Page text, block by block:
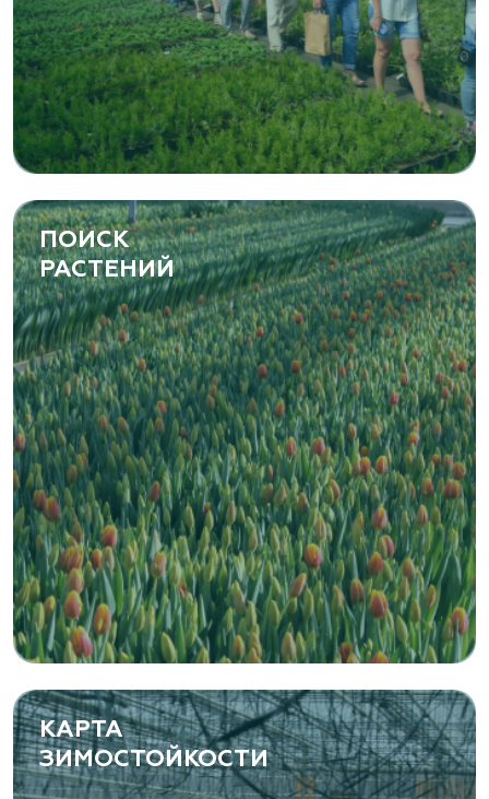
ПОИСК
РАСТЕНИЙ
КАРТА
ЗИМОСТОЙКОСТИ